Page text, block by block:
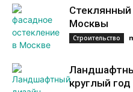
Стеклянный
Москвы
Строительство
круглый год